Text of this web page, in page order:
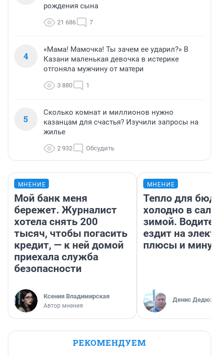
рождения сына
21 686 7
4
«Мама! Мамочка! Ты зачем ее ударил?» В
Казани маленькая девочка в истерике
отгоняла мужчину от матери
3 880 1
5
Сколько комнат и миллионов нужно
казанцам для счастья? Изучили запросы на
жилье
2 932 Обсудить
МНЕНИЕ
Мой банк меня
бережет. Журналист
хотела снять 200
тысяч, чтобы погасить
кредит, — к ней домой
приехала служба
безопасности
Ксения Владимирская
Автор мнения
МНЕНИЕ
Тепло для
холодно в
зимой.
ездит на
плюсы и
Денис
РЕКОМЕНДУЕМ